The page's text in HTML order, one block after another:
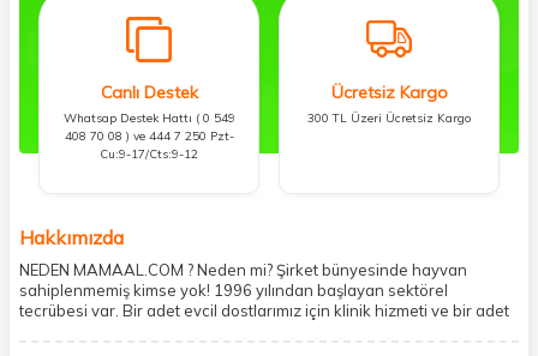
Canlı Destek
Whatsap Destek Hattı ( 0 549
408 70 08 ) ve 444 7 250 Pzt-
Cu:9-17/Cts:9-12
Ücretsiz Kargo
300 TL Üzeri Ücretsiz Kargo
Hakkımızda
NEDEN MAMAAL.COM ? Neden mi? Şirket bünyesinde hayvan
sahiplenmemiş kimse yok! 1996 yılından başlayan sektörel
tecrübesi var. Bir adet evcil dostlarımız için klinik hizmeti ve bir adet